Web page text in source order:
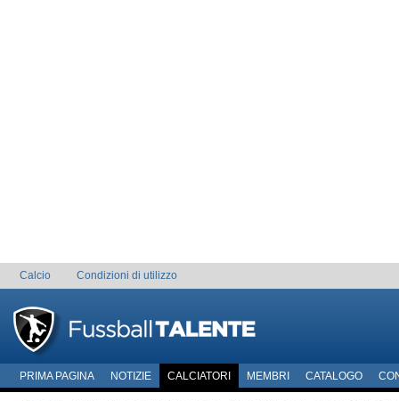
Calcio Condizioni di utilizzo
PRIMA PAGINA NOTIZIE CALCIATORI MEMBRI CATALOGO